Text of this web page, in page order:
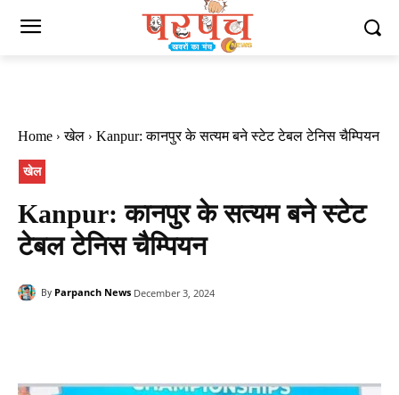
Home खेल Kanpur: कानपुर के सत्यम बने स्टेट टेबल टेनिस चैम्पियन
खेल
Kanpur: कानपुर के सत्यम बने स्टेट
टेबल टेनिस चैम्पियन
By Parpanch News December 3, 2024